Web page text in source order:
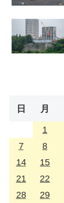
日 月
1
7
8
14
15
21
22
28
29